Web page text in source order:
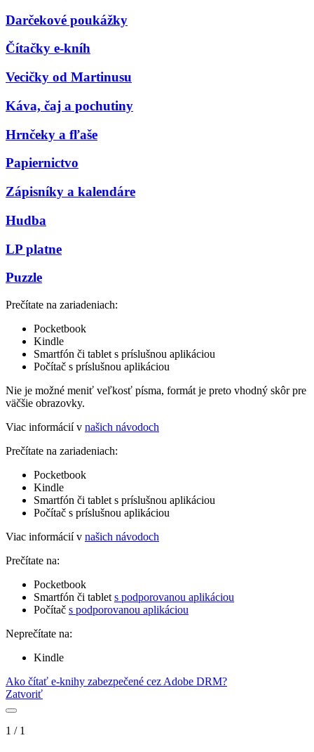
Darčekové poukážky
Čítačky e-kníh
Vecičky od Martinusu
Káva, čaj a pochutiny
Hrnčeky a fľaše
Papiernictvo
Zápisníky a kalendáre
Hudba
LP platne
Puzzle
Prečítate na zariadeniach:
Pocketbook
Kindle
Smartfón či tablet s príslušnou aplikáciou
Počítač s príslušnou aplikáciou
Nie je možné meniť veľkosť písma, formát je preto vhodný skôr pre
väčšie obrazovky.
Viac informácií v našich návodoch
Prečítate na zariadeniach:
Pocketbook
Kindle
Smartfón či tablet s príslušnou aplikáciou
Počítač s príslušnou aplikáciou
Viac informácií v našich návodoch
Prečítate na:
Pocketbook
Smartfón či tablet s podporovanou aplikáciou
Počítač s podporovanou aplikáciou
Neprečítate na:
Kindle
Ako čítať e-knihy zabezpečené cez Adobe DRM?
Zatvoriť
1 / 1